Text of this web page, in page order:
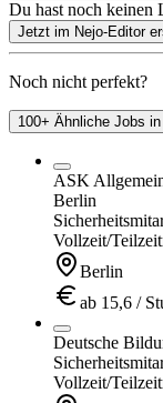
Du hast noch keinen
Jetzt im Nejo-Editor
Noch nicht perfekt?
100+ Ähnliche Jobs
ASK
Berlin
Vollzeit/Teilzeit
Berlin
ab 15,6 /
Deutsche
Vollzeit/Teilzeit